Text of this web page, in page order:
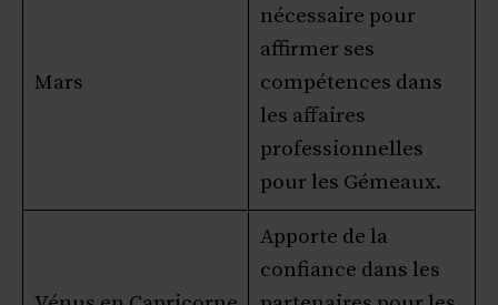
Mars
nécessaire pour
affirmer ses
compétences dans
les affaires
professionnelles
pour les Gémeaux.
Apporte de la
confiance dans les